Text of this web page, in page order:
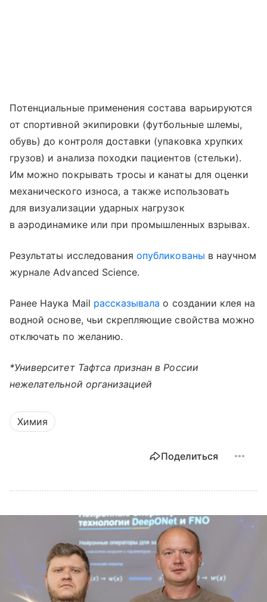
Потенциальные применения состава варьируются
от спортивной экипировки (футбольные шлемы,
обувь) до контроля доставки (упаковка хрупких
грузов) и анализа походки пациентов (стельки).
Им можно покрывать тросы и канаты для оценки
механического износа, а также использовать
для визуализации ударных нагрузок
в аэродинамике или при промышленных взрывах.
Результаты исследованияопубликованы в научном
журнале Advanced Science.
Ранее Наука Mail рассказывала о создании клея на
водной основе, чьи скрепляющие свойства можно
отключать по желанию.
*Университет Тафтса признан в России
нежелательной организацией
Химия
Поделиться